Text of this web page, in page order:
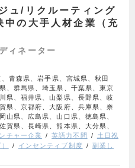
ュ/リクルーティング
中の大手人材企業（充
ィネーター
、青森県、岩手県、宮城県、秋田
、群馬県、埼玉県、千葉県、東京
県、福井県、山梨県、長野県、岐
県、京都府、大阪府、兵庫県、奈
山県、広島県、山口県、徳島県、
賀県、長崎県、熊本県、大分県、
チャー企業 英語力不問
土日祝
インセンティブ制度
副業し